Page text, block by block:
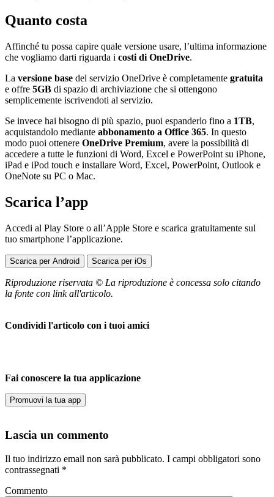
Quanto costa
Affinché tu possa capire quale versione usare, l’ultima informazione
che vogliamo darti riguarda i costi di OneDrive.
La versione base del servizio OneDrive è completamente gratuita
e offre 5GB di spazio di archiviazione che si ottengono
semplicemente iscrivendoti al servizio.
Se invece hai bisogno di più spazio, puoi espanderlo fino a 1TB,
acquistandolo mediante abbonamento a Office 365. In questo
modo puoi ottenere OneDrive Premium, avere la possibilità di
accedere a tutte le funzioni di Word, Excel e PowerPoint su iPhone,
iPad e iPod touch e installare Word, Excel, PowerPoint, Outlook e
OneNote su PC o Mac.
Scarica l’app
Accedi al Play Store o all’Apple Store e scarica gratuitamente sul
tuo smartphone l’applicazione.
Scarica per Android Scarica per iOs
Riproduzione riservata © La riproduzione è concessa solo citando
la fonte con link all'articolo.
Condividi l'articolo con i tuoi amici
Fai conoscere la tua applicazione
Promuovi la tua app
Lascia un commento
Il tuo indirizzo email non sarà pubblicato. I campi obbligatori sono
contrassegnati *
Commento